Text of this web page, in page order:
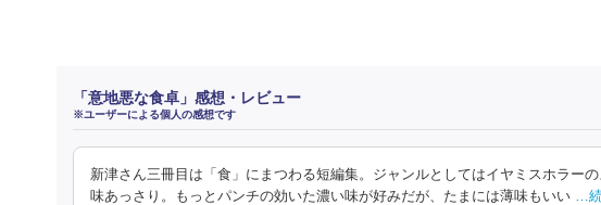
「意地悪な食卓」感想・レビュー
※ユーザーによる個人の感想です
新津さん三冊目は「食」にまつわる短編集。ジャンルとしてはイヤミスホラー
味あっさり。もっとパンチの効いた濃い味が好みだが、たまには薄味もいい
…